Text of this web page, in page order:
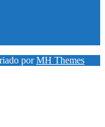
porMH Themes